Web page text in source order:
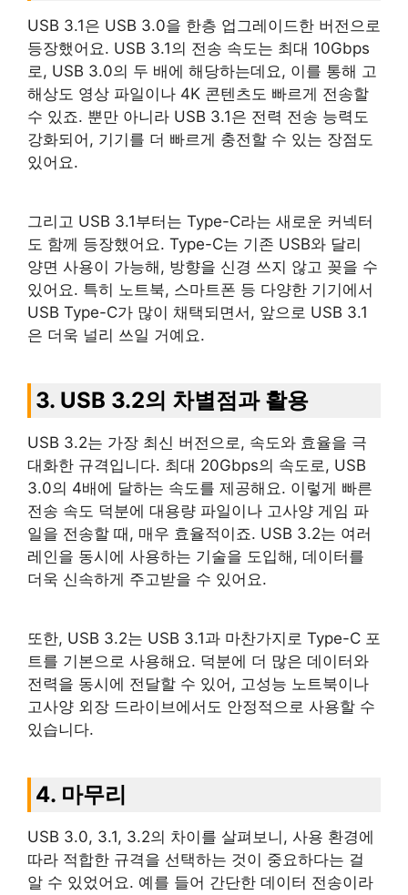
USB 3.1은 USB 3.0을 한층 업그레이드한 버전으로
등장했어요. USB 3.1의 전송 속도는 최대 10Gbps
로, USB 3.0의 두 배에 해당하는데요, 이를 통해 고
해상도 영상 파일이나 4K 콘텐츠도 빠르게 전송할
수 있죠. 뿐만 아니라 USB 3.1은 전력 전송 능력도
강화되어, 기기를 더 빠르게 충전할 수 있는 장점도
있어요.
그리고 USB 3.1부터는 Type-C라는 새로운 커넥터
도 함께 등장했어요. Type-C는 기존 USB와 달리
양면 사용이 가능해, 방향을 신경 쓰지 않고 꽂을 수
있어요. 특히 노트북, 스마트폰 등 다양한 기기에서
USB Type-C가 많이 채택되면서, 앞으로 USB 3.1
은 더욱 널리 쓰일 거예요.
3. USB 3.2의 차별점과 활용
USB 3.2는 가장 최신 버전으로, 속도와 효율을 극
대화한 규격입니다. 최대 20Gbps의 속도로, USB
3.0의 4배에 달하는 속도를 제공해요. 이렇게 빠른
전송 속도 덕분에 대용량 파일이나 고사양 게임 파
일을 전송할 때, 매우 효율적이죠. USB 3.2는 여러
레인을 동시에 사용하는 기술을 도입해, 데이터를
더욱 신속하게 주고받을 수 있어요.
또한, USB 3.2는 USB 3.1과 마찬가지로 Type-C 포
트를 기본으로 사용해요. 덕분에 더 많은 데이터와
전력을 동시에 전달할 수 있어, 고성능 노트북이나
고사양 외장 드라이브에서도 안정적으로 사용할 수
있습니다.
4. 마무리
USB 3.0, 3.1, 3.2의 차이를 살펴보니, 사용 환경에
따라 적합한 규격을 선택하는 것이 중요하다는 걸
알 수 있었어요. 예를 들어 간단한 데이터 전송이라